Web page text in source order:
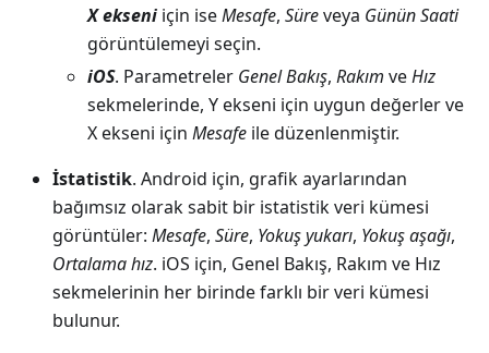
X ekseni için iseMesafe, Süreveya Günün Saati
görüntülemeyi seçin.
iOS. Parametreler Genel Bakış, Rakım veHız
sekmelerinde, Y ekseni için uygun değerler ve
X ekseni için Mesafe ile düzenlenmiştir.
İstatistik. Android için, grafik ayarlarından
bağımsız olarak sabit bir istatistik veri kümesi
görüntüler: Mesafe, Süre, Yokuş yukarı, Yokuş aşağı,
Ortalama hız. iOS için, Genel Bakış, Rakım ve Hız
sekmelerinin her birinde farklı bir veri kümesi
bulunur.